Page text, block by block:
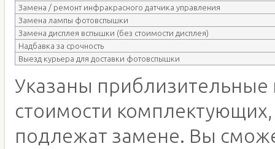
Замена / ремонт инфракрасного датчика управления
Замена лампы фотовспышки
Замена дисплея вспышки (без стоимости дисплея)
Надбавка за срочность
Выезд курьера для доставки фотовспышки
Указаны приблизительные
стоимости
подлежат замене. Вы